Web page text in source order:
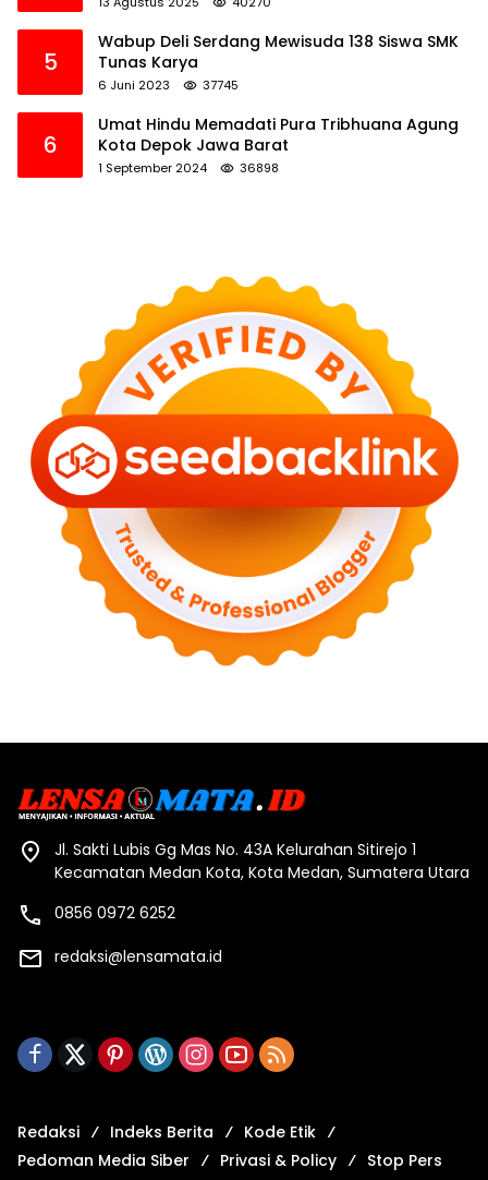
5
Wabup Deli Serdang Mewisuda 138 Siswa SMK
Tunas Karya
6 Juni 2023 37745
6
Umat Hindu Memadati Pura Tribhuana Agung
Kota Depok Jawa Barat
1 September 2024 36898
Jl. Sakti Lubis Gg Mas No. 43A Kelurahan Sitirejo 1
Kecamatan Medan Kota, Kota Medan, Sumatera Utara
0856 0972 6252
redaksi@lensamata.id
Redaksi Indeks Berita
Kode Etik
Pedoman Media Siber
Privasi & Policy Stop Pers